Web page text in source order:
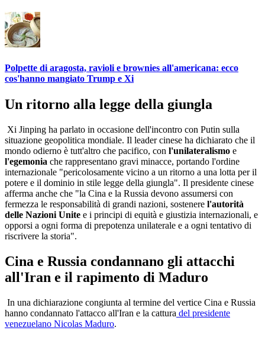
Polpette di aragosta, ravioli e brownies all'americana: ecco
cos'hanno mangiato Trump e Xi
Un ritorno alla legge della giungla
Xi Jinping ha parlato in occasione dell'incontro con Putin sulla
situazione geopolitica mondiale. Il leader cinese ha dichiarato che il
mondo odierno è tutt'altro che pacifico, con l'unilateralismo e
l'egemonia che rappresentano gravi minacce, portando l'ordine
internazionale "pericolosamente vicino a un ritorno a una lotta per il
potere e il dominio in stile legge della giungla". Il presidente cinese
afferma anche che "la Cina e la Russia devono assumersi con
fermezza le responsabilità di grandi nazioni, sostenere l'autorità
delle Nazioni Unite e i principi di equità e giustizia internazionali, e
opporsi a ogni forma di prepotenza unilaterale e a ogni tentativo di
riscrivere la storia".
Cina e Russia condannano gli attacchi
all'Iran e il rapimento di Maduro
In una dichiarazione congiunta al termine del vertice Cina e Russia
hanno condannato l'attacco all'Iran e la cattura del presidente
venezuelano Nicolas Maduro.